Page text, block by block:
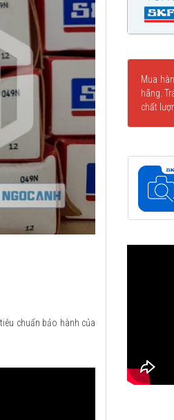
chuẩn bảo hành của
Mua
hãng.
chất